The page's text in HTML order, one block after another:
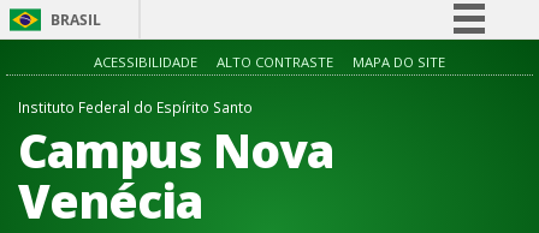
BRASIL
Simplifique!
Acesso à informação
ACESSIBILIDADE ALTO CONTRASTE MAPA DO SITE
Instituto Federal do Espírito Santo
Campus Nova
Venécia